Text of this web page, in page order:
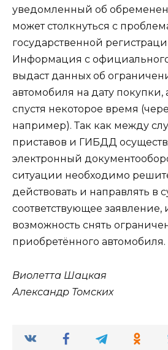
уведомленный об
может столкнуться с
государственной
Информация с
выдаст данных об
автомобиля на дату
спустя некоторое время
например). Так как между
приставов и ГИБДД
электронный
ситуации необходимо
действовать и направлять в
соответствующее заявление,
возможность снять
приобретённого автомобиля.
Виолетта Шацкая
Александр Томских